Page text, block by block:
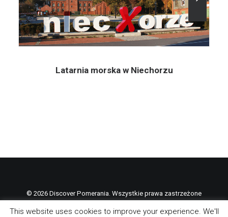
Latarnia morska w Niechorzu
© 2026 Discover Pomerania. Wszystkie prawa zastrzeżone
This website uses cookies to improve your experience. We'll